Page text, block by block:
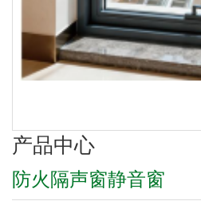
产品中心
防火隔声窗静音窗